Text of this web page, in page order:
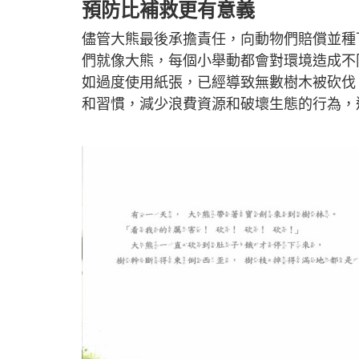
預防比補救更有意義
儘管大熊最後承擔責任，向動物們賠償並
們就像大熊，每個小舉動都會對環境造成
如過度使用紙張，已經導致無數樹木被砍
和習慣，減少浪費資源和破壞生態的行為